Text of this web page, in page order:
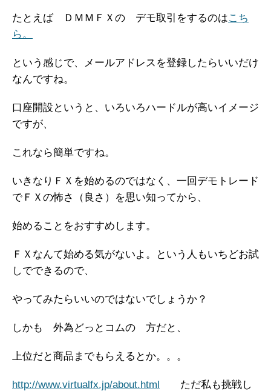
たとえば ＤＭＭＦＸの デモ取引をするのはこち
ら。
という感じで、メールアドレスを登録したらいいだけ
なんですね。
口座開設というと、いろいろハードルが高いイメージ
ですが、
これなら簡単ですね。
いきなりＦＸを始めるのではなく、一回デモトレード
でＦＸの怖さ（良さ）を思い知ってから、
始めることをおすすめします。
ＦＸなんて始める気がないよ。という人もいちどお試
しでできるので、
やってみたらいいのではないでしょうか？
しかも 外為どっとコムの 方だと、
上位だと商品までもらえるとか。。。
http://www.virtualfx.jp/about.html ただ私も挑戦し